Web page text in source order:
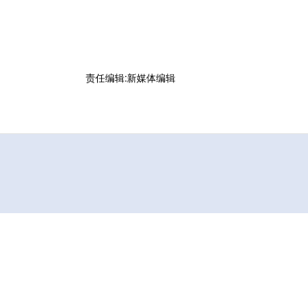
责任编辑:新媒体编辑